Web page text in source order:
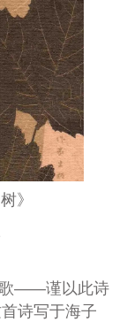
》
——谨以此诗
诗写于海子